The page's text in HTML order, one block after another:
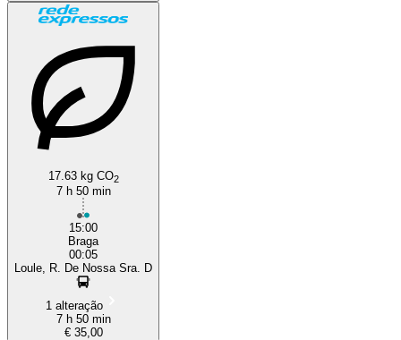
17.63 kg CO2
7 h 50 min
15:00
Braga
00:05
Loule, R. De Nossa Sra. D
1 alteração
7 h 50 min
€ 35,00